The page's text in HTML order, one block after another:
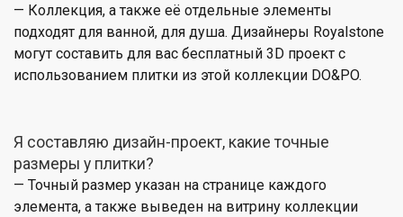
— Коллекция, а также её отдельные элементы
подходят для ванной, для душа. Дизайнеры Royalstone
могут составить для вас бесплатный 3D проект с
использованием плитки из этой коллекции DO&PO.
Я составляю дизайн-проект, какие точные
размеры у плитки?
— Точный размер указан на странице каждого
элемента, а также выведен на витрину коллекции